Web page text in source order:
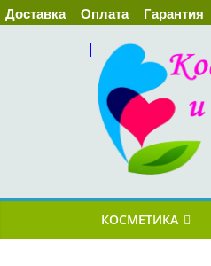
Доставка Оплата Гарантия
КОСМЕТИКА